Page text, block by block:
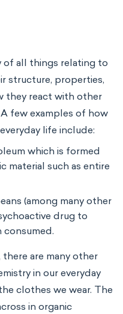
of all things relating to
structure, properties,
they react with other
few examples of how
life include:
which is formed
material such as entire
(among many other
drug to
consumed.
are many other
in our everyday
clothes we wear. The
in organic